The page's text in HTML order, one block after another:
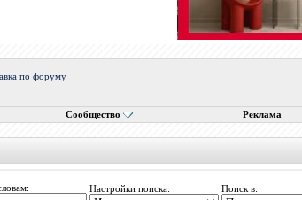
по форуму
Сообщество Реклама
Настройки поиска: Поиск в: